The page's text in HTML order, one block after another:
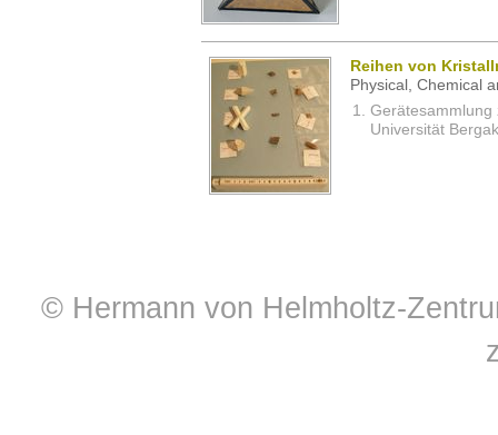
Reihen von
Physical, Chemical
Gerätesammlung
Universität
© Hermann von Helmholtz-